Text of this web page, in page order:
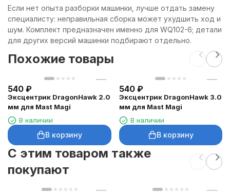
Если нет опыта разборки машинки, лучше отдать замену
специалисту: неправильная сборка может ухудшить ход и
шум. Комплект предназначен именно для WQ102-6; детали
для других версий машинки подбирают отдельно.
Похожие товары
540 ₽
Эксцентрик DragonHawk 2.0
мм для Mast Magi
В наличии
В корзину
540 ₽
Эксцентрик DragonHawk 3.0
мм для Mast Magi
В наличии
В корзину
C этим товаром также
покупают